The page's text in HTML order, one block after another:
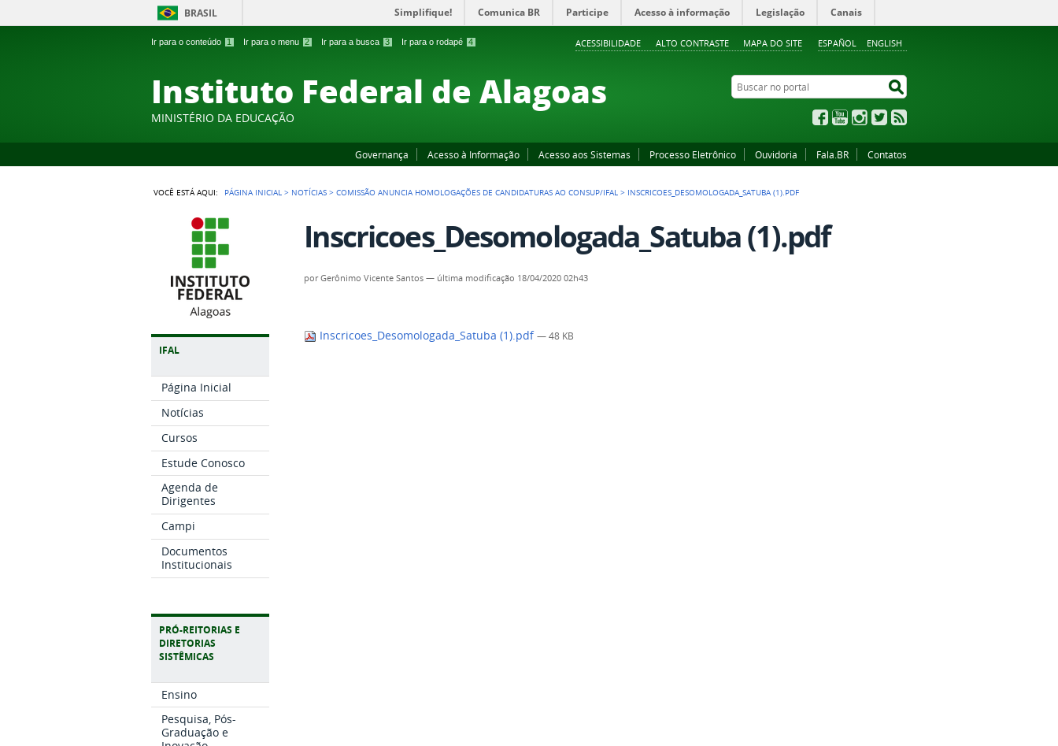
Ir para o conteúdo 1 Ir para o menu 2 Ir para a busca 3 Ir para o rodapé 4 ESPAÑOL ENGLISH
ACESSIBILIDADE ALTO CONTRASTE MAPA DO SITE
BRASIL Simplifique! Comunica BR Participe Acesso à informação Legislação Canais
Instituto Federal de Alagoas
MINISTÉRIO DA EDUCAÇÃO
Buscar no portal
FacebookYouTubeInstagram
Twitter
Governança Acesso à Informação Acesso aos Sistemas Processo Eletrônico Ouvidoria Fala.BR Contatos
VOCÊ ESTÁ AQUI: PÁGINA INICIAL > NOTÍCIAS >COMISSÃO ANUNCIA HOMOLOGAÇÕES DE CANDIDATURAS AO CONSUP/IFAL > INSCRICOES_DESOMOLOGADA_SATUBA (1).PDF
IFAL
Página Inicial
Notícias
Cursos
Estude Conosco
Agenda de
Dirigentes
Campi
Documentos
Institucionais
PRÓ-REITORIAS E
DIRETORIAS
SISTÊMICAS
Ensino
Pesquisa, Pós-
Graduação e
Inscricoes_Desomologada_Satuba (1).pdf
porGerônimo Vicente Santos — última modificação 18/04/2020 02h43
Inscricoes_Desomologada_Satuba (1).pdf— 48 KB